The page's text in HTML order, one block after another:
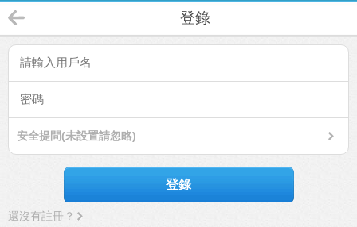
登錄
安全提問(未設置請忽略)
登錄
還沒有註冊？